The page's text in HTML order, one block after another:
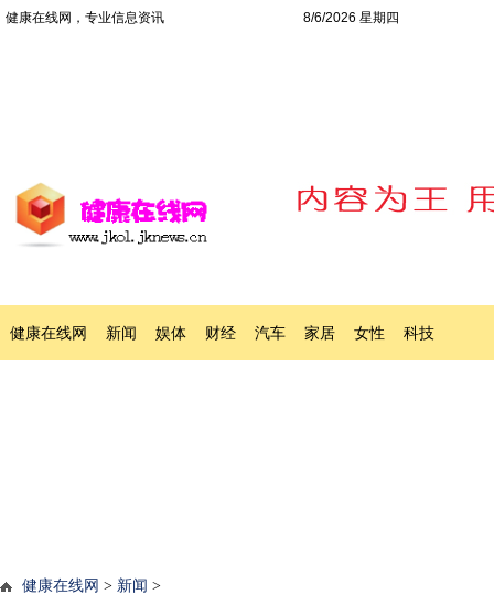
健康在线网，专业信息资讯 8/6/2026 星期四
健康在线网 新闻 娱体 财经 汽车 家居 女性 科技
健康在线网 > 新闻 >